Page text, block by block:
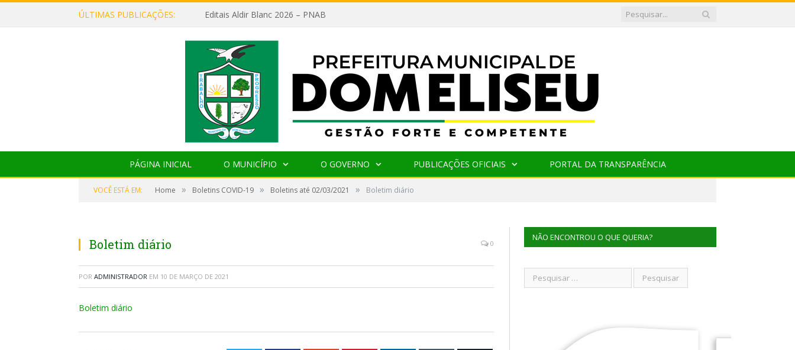
ÚLTIMAS PUBLICAÇÕES: Editais Aldir Blanc 2026 – PNAB
PÁGINA INICIAL O MUNICÍPIO O GOVERNO PUBLICAÇÕES OFICIAIS PORTAL DA TRANSPARÊNCIA
VOCÊ ESTÁ EM: Home » Boletins COVID-19 » Boletins até 02/03/2021 » Boletim diário
Boletim diário 0
POR ADMINISTRADOR EM 10 DE MARÇO DE 2021
Boletim diário
NÃO ENCONTROU O QUE QUERIA?